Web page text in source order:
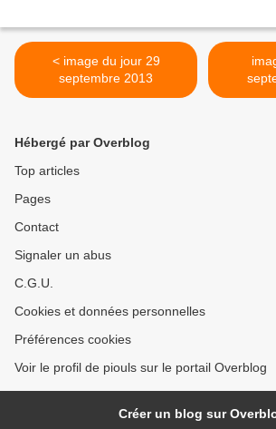
< image du jour 29
septembre 2013
Hébergé par Overblog
Top articles
Pages
Contact
Signaler un abus
C.G.U.
Cookies et données personnelles
Préférences cookies
Voir le profil de piouls sur le portail Overblog
Créer un blog sur